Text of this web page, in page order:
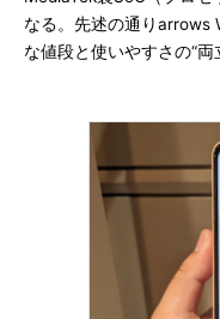
なる。先述の通りarrows
な値段と使いやすさの“両